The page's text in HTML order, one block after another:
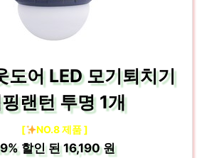
도어 LED 모기퇴치기
랜턴 투명 1개
[ NO.8 제품 ]
할인 된16,190 원